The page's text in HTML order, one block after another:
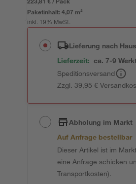
Paketinhalt:4,07 m²
inkl. 19% MwSt.
Lieferung nach
Lieferzeit: ca. 7-9
Speditionsversand
Zzgl. 39,95 €
Abholung im Markt
Auf Anfrage bestellbar
Dieser Artikel ist im
eine Anfrage schicken
Transportkosten).